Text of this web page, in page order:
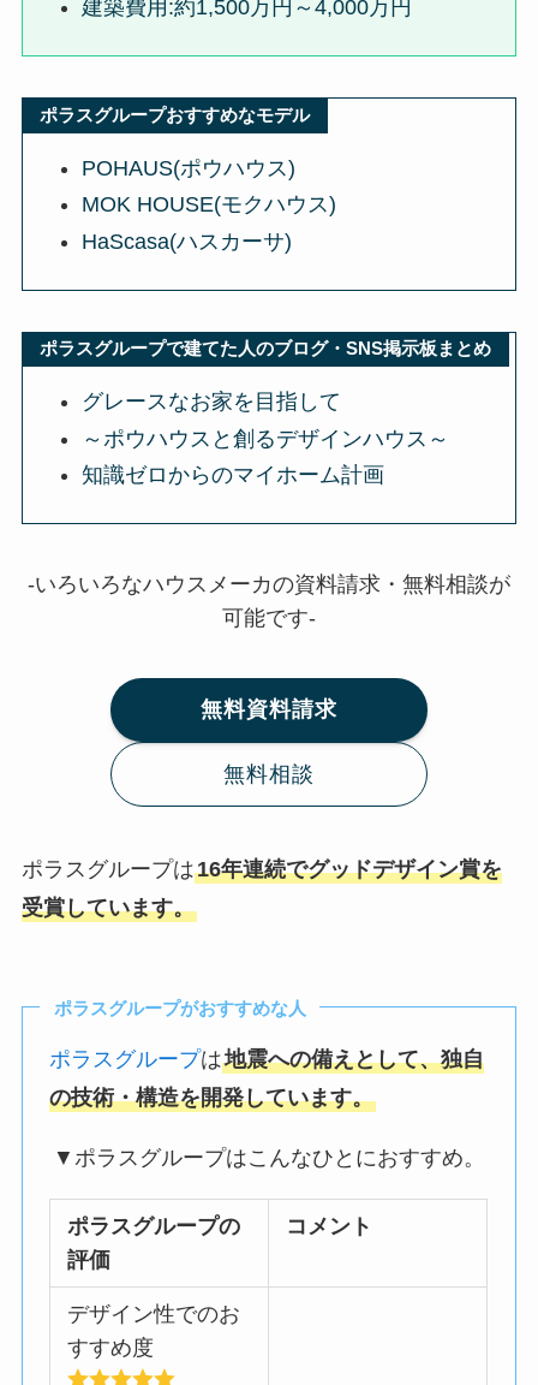
建築費用:約1,500万円～4,000万円
ポラスグループおすすめなモデル
POHAUS(ポウハウス)
MOK HOUSE(モクハウス)
HaScasa(ハスカーサ)
ポラスグループで建てた人のブログ・SNS掲示板まとめ
グレースなお家を目指して
～ポウハウスと創るデザインハウス～
知識ゼロからのマイホーム計画
-いろいろなハウスメーカの資料請求・無料相談が
可能です-
無料資料請求
無料相談
ポラスグループは16年連続でグッドデザイン賞を
受賞しています。
ポラスグループがおすすめな人
ポラスグループは地震への備えとして、独自
の技術・構造を開発しています。
▼ポラスグループはこんなひとにおすすめ。
ポラスグループの
評価
コメント
デザイン性でのお
すすめ度